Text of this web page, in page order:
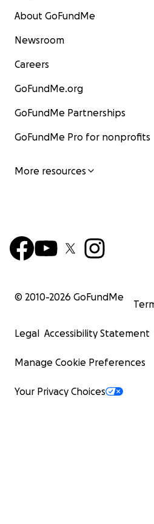
About GoFundMe
Newsroom
Careers
GoFundMe.org
GoFundMe Partnerships
GoFundMe Pro for nonprofits
More resources
© 2010-2026 GoFundMe
Legal Accessibility Statement
Manage Cookie Preferences
Your Privacy Choices